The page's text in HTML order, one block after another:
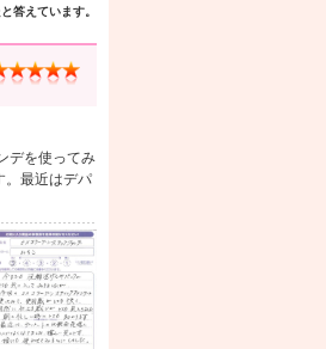
答えています。
デを使ってみ
。最近はデパ